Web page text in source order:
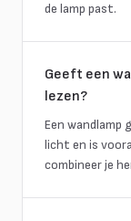
de lamp past.
Geeft een
lezen?
Een
licht en is
combineer je